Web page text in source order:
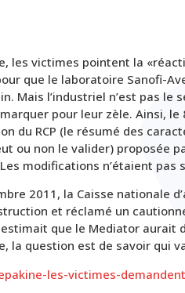
les victimes pointent la
que le laboratoire Sanofi-
Mais l’industriel n’est pas
pour leur zèle. Ainsi, le
du RCP (le résumé des
ou non le valider) proposée
modifications n’étaient pas
2011, la Caisse nationale
et réclamé un
estimait que le Mediator
la question est de savoir qui
les-victimes-